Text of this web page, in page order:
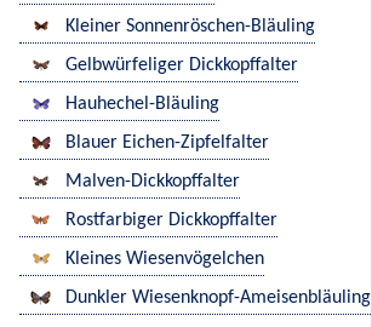
Kleiner Sonnenröschen-Bläuling
Gelbwürfeliger Dickkopffalter
Hauhechel-Bläuling
Blauer Eichen-Zipfelfalter
Malven-Dickkopffalter
Rostfarbiger Dickkopffalter
Kleines Wiesenvögelchen
Dunkler Wiesenknopf-Ameisenbläuling